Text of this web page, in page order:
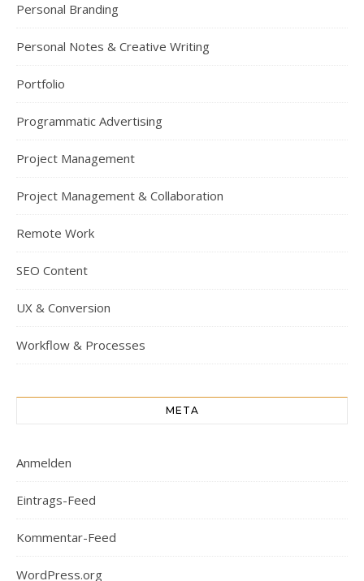
Personal Branding
Personal Notes & Creative Writing
Portfolio
Programmatic Advertising
Project Management
Project Management & Collaboration
Remote Work
SEO Content
UX & Conversion
Workflow & Processes
META
Anmelden
Eintrags-Feed
Kommentar-Feed
WordPress.org